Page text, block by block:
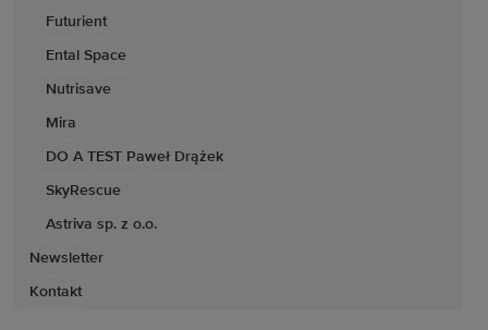
Futurient
Ental Space
Nutrisave
Mira
DO A TEST Paweł Drążek
SkyRescue
Astriva sp. z o.o.
Newsletter
Kontakt